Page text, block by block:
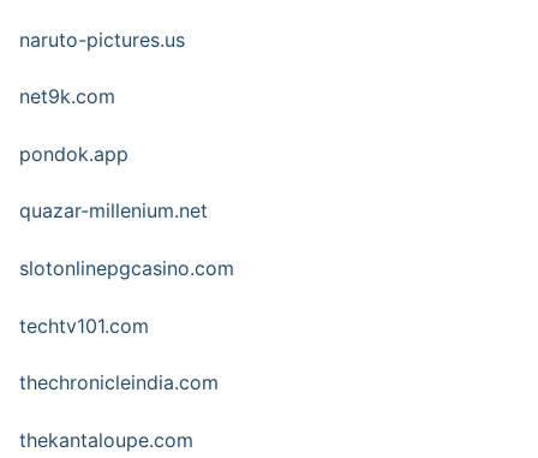
naruto-pictures.us
net9k.com
pondok.app
quazar-millenium.net
slotonlinepgcasino.com
techtv101.com
thechronicleindia.com
thekantaloupe.com